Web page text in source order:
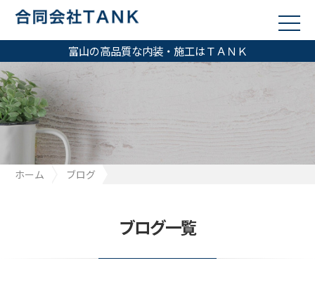
富山の高品質な内装・施工はＴＡＮＫ
ホーム
ブログ
ブログ一覧